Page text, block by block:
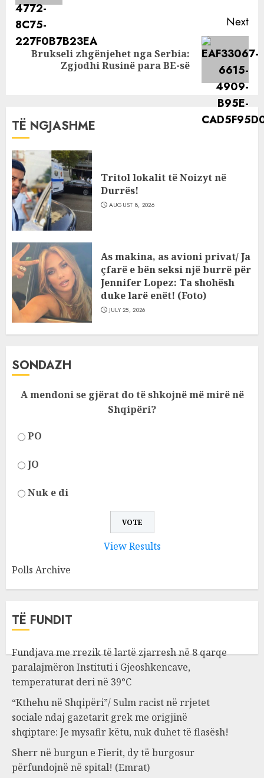
Next
NextBrukseli zhgënjehet nga Serbia:
Zgjodhi Rusinë para BE-së
TË NGJASHME
Tritol lokalit të Noizyt në
Durrës!
AUGUST 8, 2026
As makina, as avioni privat/ Ja
çfarë e bën seksi një burrë për
Jennifer Lopez: Ta shohësh
duke larë enët! (Foto)
JULY 25, 2026
SONDAZH
A mendoni se gjërat do të shkojnë më mirë në
Shqipëri?
PO
JO
Nuk e di
View Results
Polls Archive
TË FUNDIT
Fundjava me rrezik të lartë zjarresh në 8 qarqe
paralajmëron Instituti i Gjeoshkencave,
temperaturat deri në 39°C
“Kthehu në Shqipëri”/ Sulm racist në rrjetet
sociale ndaj gazetarit grek me origjinë
shqiptare: Je mysafir këtu, nuk duhet të flasësh!
Sherr në burgun e Fierit, dy të burgosur
përfundojnë në spital! (Emrat)